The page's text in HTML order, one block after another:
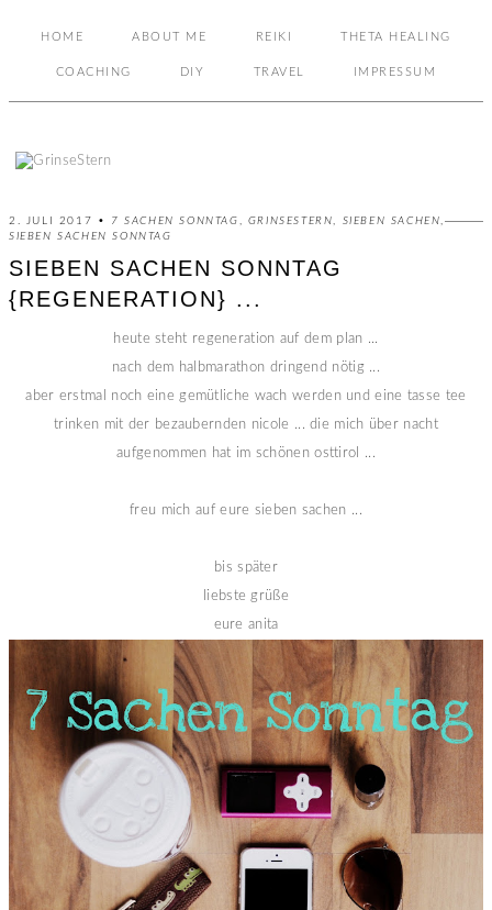
HOME ABOUT ME REIKI THETA HEALING
COACHING DIY TRAVEL IMPRESSUM
2. JULI 2017 • 7 SACHEN SONNTAG , GRINSESTERN, SIEBEN SACHEN,
SIEBEN SACHEN SONNTAG
SIEBEN SACHEN SONNTAG
{REGENERATION} ...
heute steht regeneration auf dem plan ...
nach dem halbmarathon dringend nötig ...
aber erstmal noch eine gemütliche wach werden und eine tasse tee
trinken mit der bezaubernden nicole ... die mich über nacht
aufgenommen hat im schönen osttirol ...
freu mich auf eure sieben sachen ...
bis später
liebste grüße
eure anita